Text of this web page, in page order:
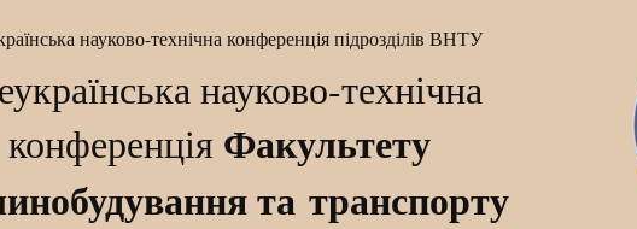
науково-технічна конференція підрозділів ВНТУ
науково-технічна
конференція Факультету
та транспорту